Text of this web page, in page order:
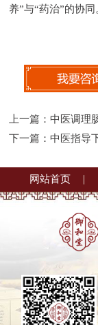
养”与“药治”的协同
上一篇：中医调理
下一篇：中医指导
网站首页